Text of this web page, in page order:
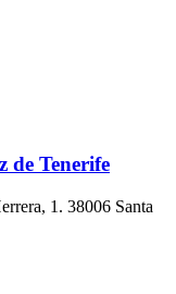
Tenerife
1. 38006 Santa